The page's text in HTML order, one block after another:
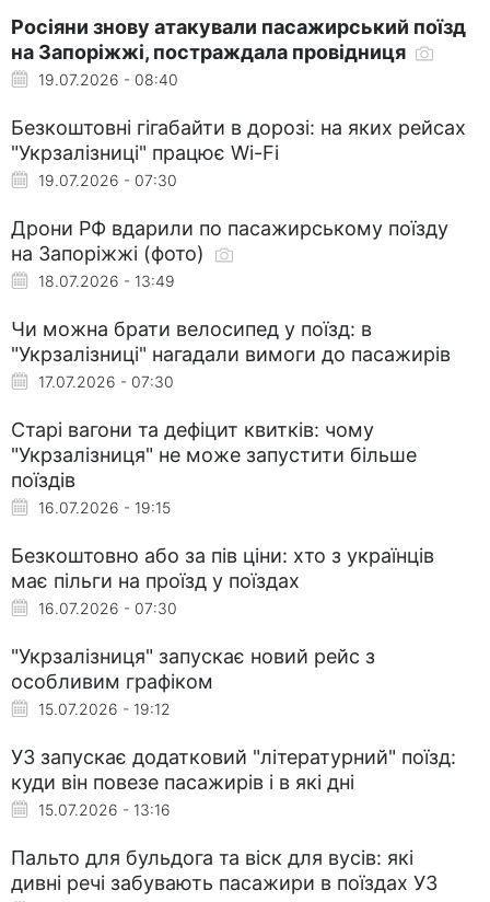
Росіяни знову атакували пасажирський поїзд
на Запоріжжі, постраждала провідниця
19.07.2026 - 08:40
Безкоштовні гігабайти в дорозі: на яких рейсах
"Укрзалізниці" працює Wi-Fi
19.07.2026 - 07:30
Дрони РФ вдарили по пасажирському поїзду
на Запоріжжі (фото)
18.07.2026 - 13:49
Чи можна брати велосипед у поїзд: в
"Укрзалізниці" нагадали вимоги до пасажирів
17.07.2026 - 07:30
Старі вагони та дефіцит квитків: чому
"Укрзалізниця" не може запустити більше
поїздів
16.07.2026 - 19:15
Безкоштовно або за пів ціни: хто з українців
має пільги на проїзд у поїздах
16.07.2026 - 07:30
"Укрзалізниця" запускає новий рейс з
особливим графіком
15.07.2026 - 19:12
УЗ запускає додатковий "літературний" поїзд:
куди він повезе пасажирів і в які дні
15.07.2026 - 13:16
Пальто для бульдога та віск для вусів: які
дивні речі забувають пасажири в поїздах УЗ